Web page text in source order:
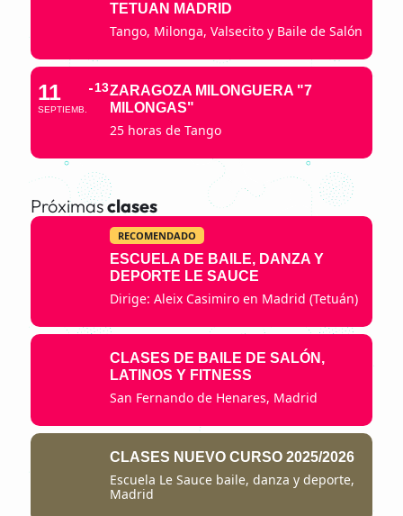
TETUAN MADRID
Tango, Milonga, Valsecito y Baile de Salón
11
SEPTIEMB.
13ZARAGOZA MILONGUERA "7
MILONGAS"
25 horas de Tango
Próximasclases
RECOMENDADO
ESCUELA DE BAILE, DANZA Y
DEPORTE LE SAUCE
Dirige: Aleix Casimiro en Madrid (Tetuán)
CLASES DE BAILE DE SALÓN,
LATINOS Y FITNESS
San Fernando de Henares, Madrid
CLASES NUEVO CURSO 2025/2026
Escuela Le Sauce baile, danza y deporte,
Madrid